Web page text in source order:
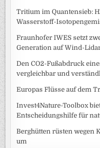
Tritium im Quantensieb:
Wasserstoff-
Fraunhofer IWES setzt
Generation auf Wind-
Den CO2-Fußabdruck
vergleichbar und
Europas Flüsse auf dem
Invest4Nature-Toolbox
Entscheidungshilfe für
Berghütten rüsten wegen
um